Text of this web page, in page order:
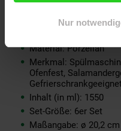
Nur
Lieferungsumfang: 6x
Material: Porzellan
Merkmal:
Ofenfest,
Gefrierschrankgeeignet
Inhalt (in ml): 1550
Set-Größe: 6er Set
Maßangabe: ø 20,2 cm